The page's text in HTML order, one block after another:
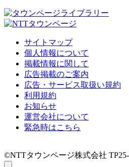
サイトマップ
個人情報について
掲載情報に関して
広告掲載のご案内
広告・サービス取扱い規約
利用規約
お知らせ
運営会社について
緊急時はこちら
©NTTタウンページ株式会社 TP25-